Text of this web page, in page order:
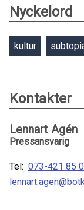
Nyckelord
kultur
Kontakter
Lennart Agén
Pressansvarig
Tel: 073-421 85